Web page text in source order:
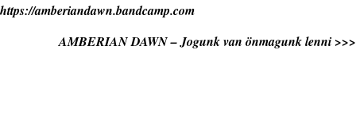
https://amberiandawn.bandcamp.com
AMBERIAN DAWN – Jogunk van önmagunk lenni >>>